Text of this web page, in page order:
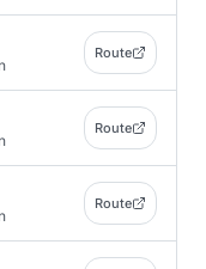
Route
Route
Route